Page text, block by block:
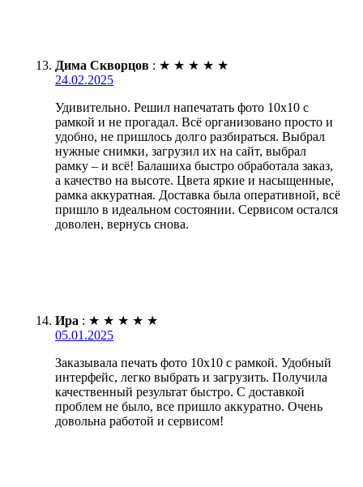
Дима Скворцов : ★ ★ ★ ★ ★
24.02.2025
Удивительно. Решил напечатать фото 10х10 с
рамкой и не прогадал. Всё организовано просто и
удобно, не пришлось долго разбираться. Выбрал
нужные снимки, загрузил их на сайт, выбрал
рамку – и всё! Балашиха быстро обработала заказ,
а качество на высоте. Цвета яркие и насыщенные,
рамка аккуратная. Доставка была оперативной, всё
пришло в идеальном состоянии. Сервисом остался
доволен, вернусь снова.
Ира : ★ ★ ★ ★ ★
05.01.2025
Заказывала печать фото 10х10 с рамкой. Удобный
интерфейс, легко выбрать и загрузить. Получила
качественный результат быстро. С доставкой
проблем не было, все пришло аккуратно. Очень
довольна работой и сервисом!